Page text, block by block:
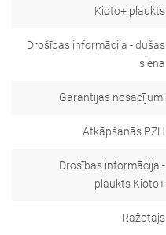
Kioto+ plaukts
Drošības informācija - dušas
siena
Garantijas nosacījumi
Atkāpšanās PZH
Drošības informācija -
plaukts Kioto+
Ražotājs